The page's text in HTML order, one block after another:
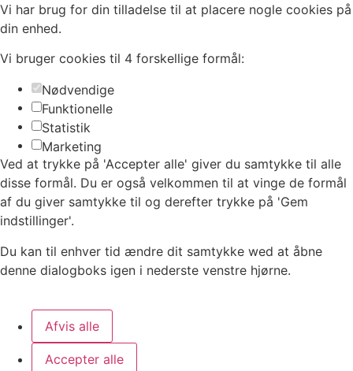
Vi har brug for din tilladelse til at placere nogle cookies på
din enhed.
Vi bruger cookies til 4 forskellige formål:
Nødvendige
Funktionelle
Statistik
Marketing
Ved at trykke på 'Accepter alle' giver du samtykke til alle
disse formål. Du er også velkommen til at vinge de formål
af du giver samtykke til og derefter trykke på 'Gem
indstillinger'.
Du kan til enhver tid ændre dit samtykke wed at åbne
denne dialogboks igen i nederste venstre hjørne.
Afvis alle
Accepter alle